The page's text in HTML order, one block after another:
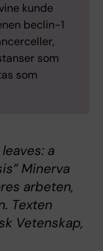
kunde
beclin-1
som
som
a
Minerva
arbeten,
Texten
Vetenskap,